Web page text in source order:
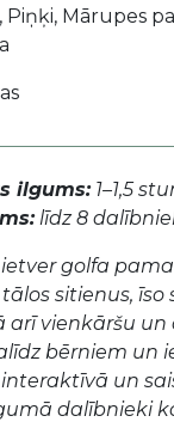
Piņķi, Mārupes
ilgums:1–1,5
līdz 8
golfa
sitienus, īso
arī vienkāršu un
bērniem un
un
dalībnieki